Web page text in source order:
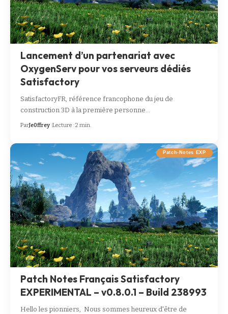
Lancement d’un partenariat avec
OxygenServ pour vos serveurs dédiés
Satisfactory
SatisfactoryFR, référence francophone du jeu de
construction 3D à la première personne…
ParJe0ffrey Lecture : 2 min.
Patch-Notes EXP
Patch Notes Français Satisfactory
EXPERIMENTAL – v0.8.0.1 – Build 238993
Hello les pionniers, Nous sommes heureux d'être de